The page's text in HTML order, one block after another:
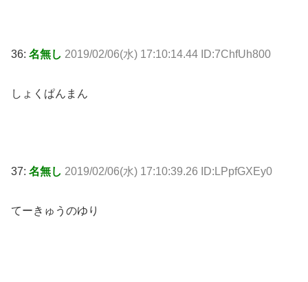
36: 名無し 2019/02/06(水) 17:10:14.44 ID:7ChfUh800
しょくぱんまん
37: 名無し 2019/02/06(水) 17:10:39.26 ID:LPpfGXEy0
てーきゅうのゆり